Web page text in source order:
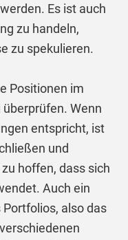
Es ist auch
zu handeln,
zu spekulieren.
Positionen im
Wenn
entspricht, ist
und
hoffen, dass sich
Auch ein
also das